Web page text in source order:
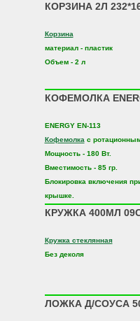
КОРЗИНА 2Л
Корзина
материал - пластик
Объем - 2 л
КОФЕМОЛКА
ENERGY EN-113
Кофемолка с
Мощность - 180 Вт.
Вместимость - 85 гр.
Блокировка включения
крышке.
КРУЖКА 400МЛ
Кружка стеклянная
Без деколя
ЛОЖКА Д/СОУСА